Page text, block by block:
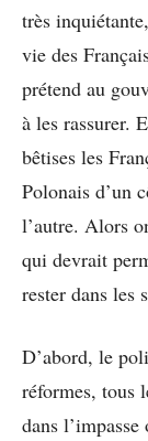
très
vie des
prétend au
à les rassurer.
bêtises les
Polonais d’un
l’autre. Alors
qui devrait
rester dans les
D’abord, le
réformes, tous
dans